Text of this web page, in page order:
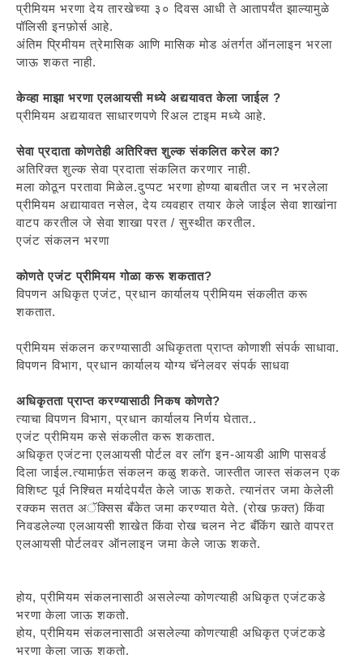
प्रीमियम भरणा देय तारखेच्या ३० दिवस आधी ते आतापर्यंत झाल्यामुळे
पॉलिसी इनफ़ोर्स आहे.
अंतिम प्रिमीयम त्रेमासिक आणि मासिक मोड अंतर्गत ऑनलाइन भरला
जाऊ शकत नाही.
केव्हा माझा भरणा एलआयसी मध्ये अद्ययावत केला जाईल ?
प्रीमियम अद्ययावत साधारणपणे रिअल टाइम मध्ये आहे.
सेवा प्रदाता कोणतेही अतिरिक्त शुल्क संकलित करेल का?
अतिरिक्त शुल्क सेवा प्रदाता संकलित करणार नाही.
मला कोठून परतावा मिळेल.दुप्पट भरणा होण्या बाबतीत जर न भरलेला
प्रीमियम अद्यायावत नसेल, देय व्यवहार तयार केले जाईल सेवा शाखांना
वाटप करतील जे सेवा शाखा परत / सुस्थीत करतील.
एजंट संकलन भरणा
कोणते एजंट प्रीमियम गोळा करू शकतात?
विपणन अधिकृत एजंट, प्रधान कार्यालय प्रीमियम संकलीत करू
शकतात.
प्रीमियम संकलन करण्यासाठी अधिकृतता प्राप्त कोणाशी संपर्क साधावा.
विपणन विभाग, प्रधान कार्यालय योग्य चॅनेलवर संपर्क साधवा
अधिकृतता प्राप्त करण्यासाठी निकष कोणते?
त्याचा विपणन विभाग, प्रधान कार्यालय निर्णय घेतात..
एजंट प्रीमियम कसे संकलीत करू शकतात.
अधिकृत एजंटना एलआयसी पोर्टल वर लॉग इन-आयडी आणि पासवर्ड
दिला जाईल.त्यामार्फ़त संकलन कळु शकते. जास्तीत जास्त संकलन एक
विशिष्ट पूर्व निश्चित मर्यादेपर्यंत केले जाऊ शकते. त्यानंतर जमा केलेली
रक्कम सतत अॅक्सिस बँकेत जमा करण्यात येते. (रोख फ़क्त) किंवा
निवडलेल्या एलआयसी शाखेत किंवा रोख चलन नेट बँकिंग खाते वापरत
एलआयसी पोर्टलवर ऑनलाइन जमा केले जाऊ शकते.
होय, प्रीमियम संकलनासाठी असलेल्या कोणत्याही अधिकृत एजंटकडे
भरणा केला जाऊ शकतो.
होय, प्रीमियम संकलनासाठी असलेल्या कोणत्याही अधिकृत एजंटकडे
भरणा केला जाऊ शकतो.